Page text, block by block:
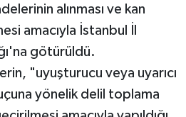
alınması ve kan
amacıyla İstanbul İl
götürüldü.
"uyuşturucu veya uyarıcı
yönelik delil toplama